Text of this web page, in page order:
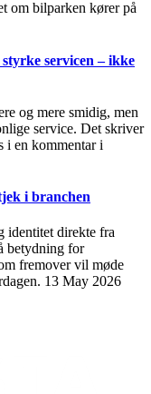
om bilparken kører på
servicen – ikke
og mere smidig, men
service. Det skriver
i en kommentar i
i branchen
identitet direkte fra
betydning for
fremover vil møde
13 May 2026